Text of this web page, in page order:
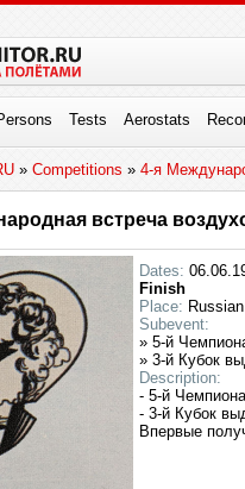
Tests Aerostats
» Competitions » 4-я
встреча
Dates:
Finish
Place:
Subevent:
» 5-й
» 3-й Кубок
Description:
- 5-й
- 3-й Кубок
Впервые